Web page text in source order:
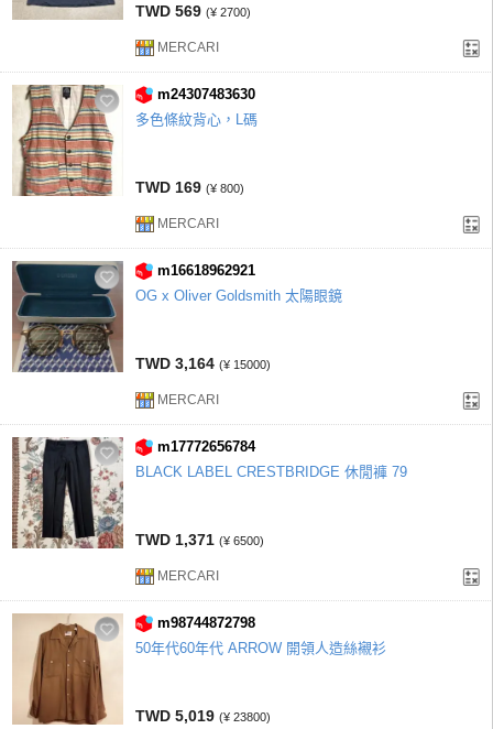
TWD 569 (¥ 2700)
MERCARI
m24307483630
多色條紋背心，L碼
TWD 169 (¥ 800)
MERCARI
m16618962921
OG x Oliver Goldsmith 太陽眼鏡
TWD 3,164 (¥ 15000)
MERCARI
m17772656784
BLACK LABEL CRESTBRIDGE 休閒褲 79
TWD 1,371 (¥ 6500)
MERCARI
m98744872798
50年代60年代 ARROW 開領人造絲襯衫
TWD 5,019 (¥ 23800)